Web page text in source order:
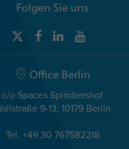
Folgen Sie uns
Office Berlin
c/o Spaces Spindlershof
9-13, 10179 Berlin
Tel. +49 30 767582218